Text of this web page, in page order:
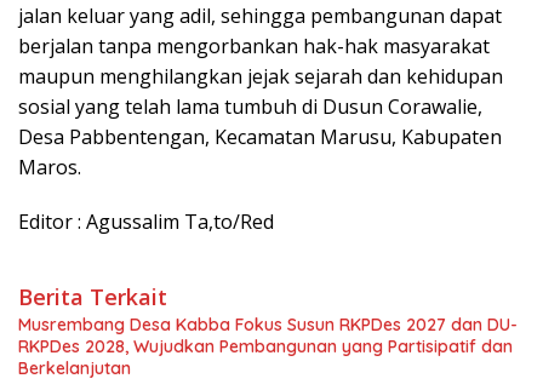
jalan keluar yang adil, sehingga pembangunan dapat
berjalan tanpa mengorbankan hak-hak masyarakat
maupun menghilangkan jejak sejarah dan kehidupan
sosial yang telah lama tumbuh di Dusun Corawalie,
Desa Pabbentengan, Kecamatan Marusu, Kabupaten
Maros.
Editor : Agussalim Ta,to/Red
Berita Terkait
Musrembang Desa Kabba Fokus Susun RKPDes 2027 dan DU-
RKPDes 2028, Wujudkan Pembangunan yang Partisipatif dan
Berkelanjutan